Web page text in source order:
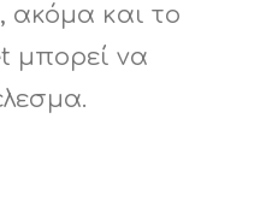
ακόμα και το
μπορεί να